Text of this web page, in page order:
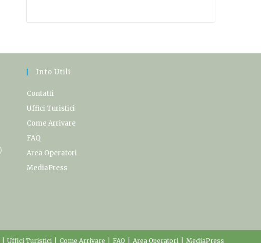
Info Utili
Contatti
Uffici Turistici
Come Arrivare
FAQ
Area Operatori
MediaPress
Uffici Turistici Come Arrivare FAQ Area Operatori MediaPress